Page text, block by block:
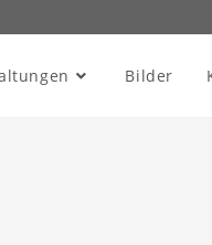
Bilder